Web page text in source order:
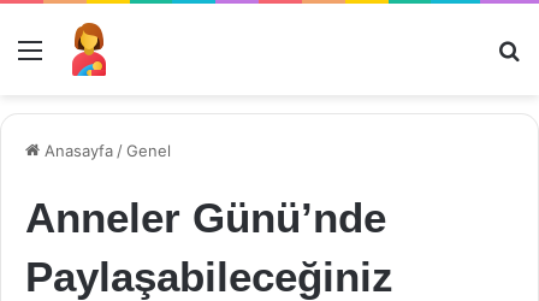
Menü
Anasayfa /Genel
Anneler Günü’nde
Paylaşabileceğiniz